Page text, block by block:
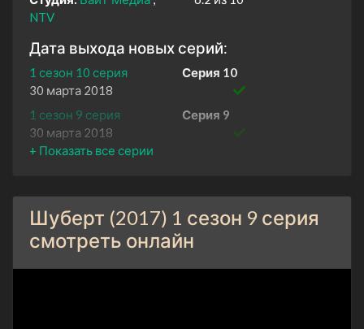
NTV
Дата выхода новых серий:
1 сезон 10 серия
Серия 10
30 марта 2018
1 сезон 9 серия
Серия 9
30 марта 2018
1 сезон 8 серия
1 сезон 7 серия
Серия 7
29 марта 2018
1 сезон 6 серия
Серия 6
Шуберт (2017) 1 сезон 9 серия
смотреть онлайн